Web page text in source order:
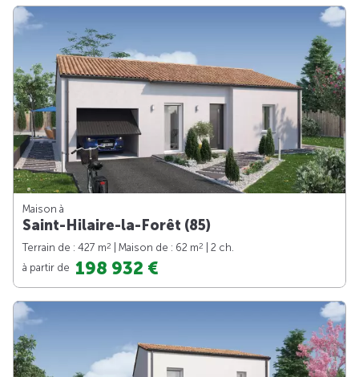
Maison à
Saint-Hilaire-la-Forêt (85)
Terrain de : 427 m2 | Maison de : 62 m2
| 2 ch.
à partir de 198 932 €